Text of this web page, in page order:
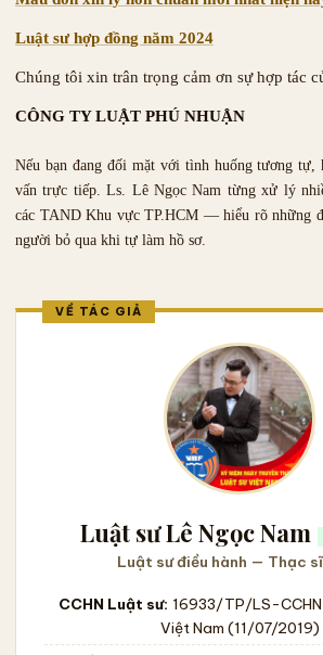
Luật sư hợp đồng năm 2024
Chúng tôi xin trân trọng cảm ơn sự hợp tác
CÔNG TY LUẬT PHÚ NHUẬN
Nếu bạn đang đối mặt với tình huống tương tự,
vấn trực tiếp. Ls. Lê Ngọc Nam từng xử lý
các TAND Khu vực TP.HCM — hiểu rõ những
người bỏ qua khi tự làm hồ sơ.
Luật sư Lê Ngọc Nam
Luật sư điều hành — Thạc
CCHN Luật sư: 16933/TP/LS-CCHN
Việt Nam (11/07/2019)